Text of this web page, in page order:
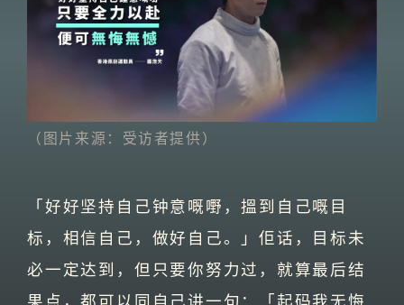
（图片来源：受访者提供）
「好好坚持自己钟意嘅嘢，搵到自己嘅目
标，相信自己，做好自己。」佢话，目标未
必一定达到，但只要你努力过，就算最后结